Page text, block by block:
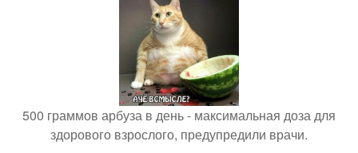
500 граммов арбуза в день - максимальная доза для
здорового взрослого, предупредили врачи.